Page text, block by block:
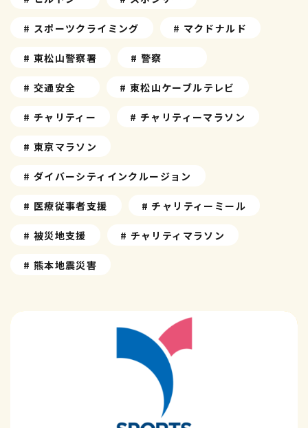
# スポーツクライミング # マクドナルド
# 東松山警察署 # 警察
# 交通安全 # 東松山ケーブルテレビ
# チャリティー # チャリティーマラソン
# 東京マラソン
# ダイバーシティインクルージョン
# 医療従事者支援 # チャリティーミール
# 被災地支援 # チャリティマラソン
# 熊本地震災害